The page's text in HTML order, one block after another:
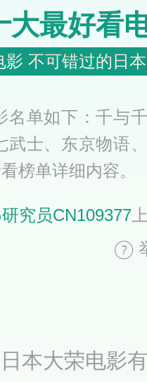
大最好看
不可错过的日
名单如下：千与
武士、东京物语
榜单详细内容。
究员CN109377
日本大荣电影